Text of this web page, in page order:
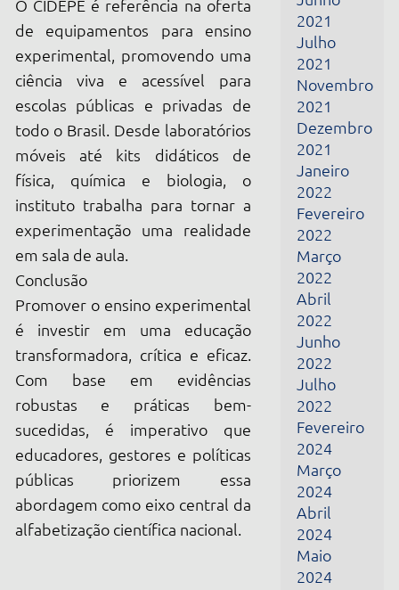
em sala de aula.
Conclusão
Promover o ensino experimental
é investir em uma educação
transformadora, crítica e eficaz.
Com base em evidências
robustas e práticas bem-
sucedidas, é imperativo que
educadores, gestores e políticas
públicas priorizem essa
abordagem como eixo central da
alfabetização científica nacional.
Março
2022
Abril
2022
Junho
2022
Julho
2022
Fevereiro
2024
Março
2024
Abril
2024
Maio
2024
Junho
Fevereiro
Março
2025
Abril
2025
Maio
2025
Dezembro
2025
Janeiro
2026